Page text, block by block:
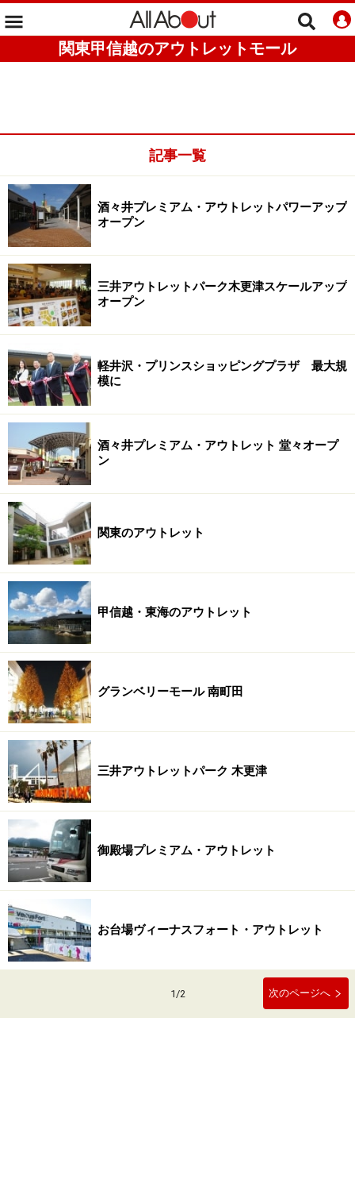
関東甲信越のアウトレットモール
記事一覧
酒々井プレミアム・アウトレットパワーアップ
オープン
三井アウトレットパーク木更津スケールアップ
オープン
軽井沢・プリンスショッピングプラザ 最大規
模に
酒々井プレミアム・アウトレット 堂々オープ
ン
関東のアウトレット
甲信越・東海のアウトレット
グランベリーモール 南町田
三井アウトレットパーク 木更津
御殿場プレミアム・アウトレット
お台場ヴィーナスフォート・アウトレット
1/2 次のページへ